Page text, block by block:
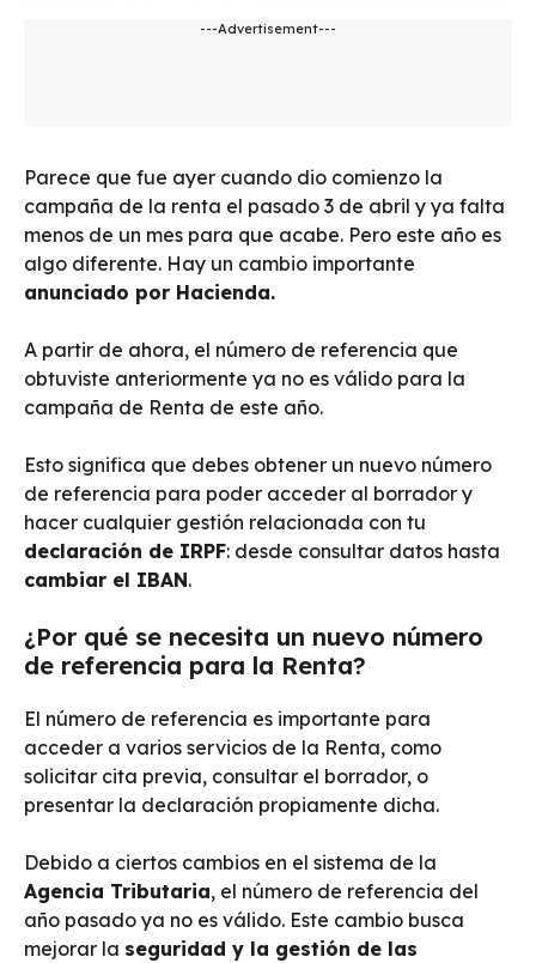
---Advertisement---
Parece que fue ayer cuando dio comienzo la
campaña de la renta el pasado 3 de abril y ya falta
menos de un mes para que acabe. Pero este año es
algo diferente. Hay un cambio importante
anunciado por Hacienda.
A partir de ahora, el número de referencia que
obtuviste anteriormente ya no es válido para la
campaña de Renta de este año.
Esto significa que debes obtener un nuevo número
de referencia para poder acceder al borrador y
hacer cualquier gestión relacionada con tu
declaración de IRPF: desde consultar datos hasta
cambiar el IBAN.
¿Por qué se necesita un nuevo número
de referencia para la Renta?
El número de referencia es importante para
acceder a varios servicios de la Renta, como
solicitar cita previa, consultar el borrador, o
presentar la declaración propiamente dicha.
Debido a ciertos cambios en el sistema de la
Agencia Tributaria, el número de referencia del
año pasado ya no es válido. Este cambio busca
mejorar la seguridad y la gestión de las